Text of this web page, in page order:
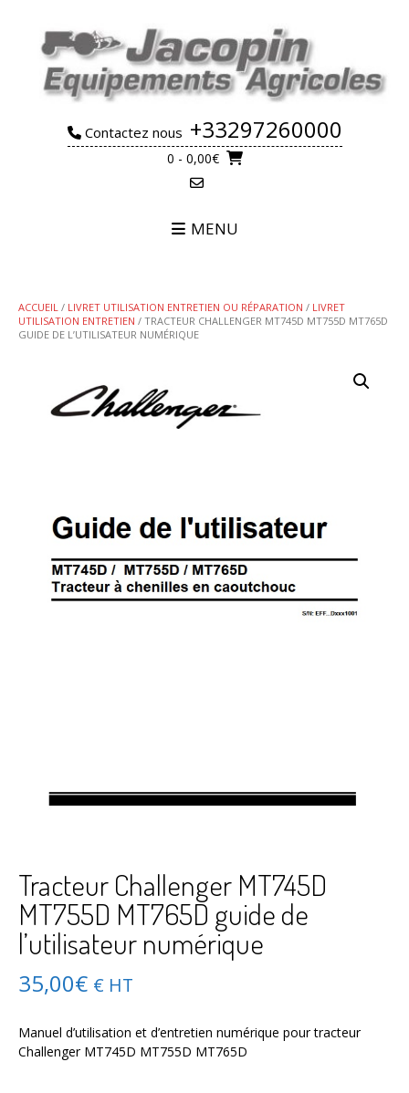
content
Contactez nous +33297260000
0 - 0,00€
MENU
ACCUEIL / LIVRET UTILISATION ENTRETIEN OU RÉPARATION / LIVRET
UTILISATION ENTRETIEN / TRACTEUR CHALLENGER MT745D MT755D MT765D
GUIDE DE L’UTILISATEUR NUMÉRIQUE
Tracteur Challenger MT745D
MT755D MT765D guide de
l’utilisateur numérique
35,00€ € HT
Manuel d’utilisation et d’entretien numérique pour tracteur
Challenger MT745D MT755D MT765D